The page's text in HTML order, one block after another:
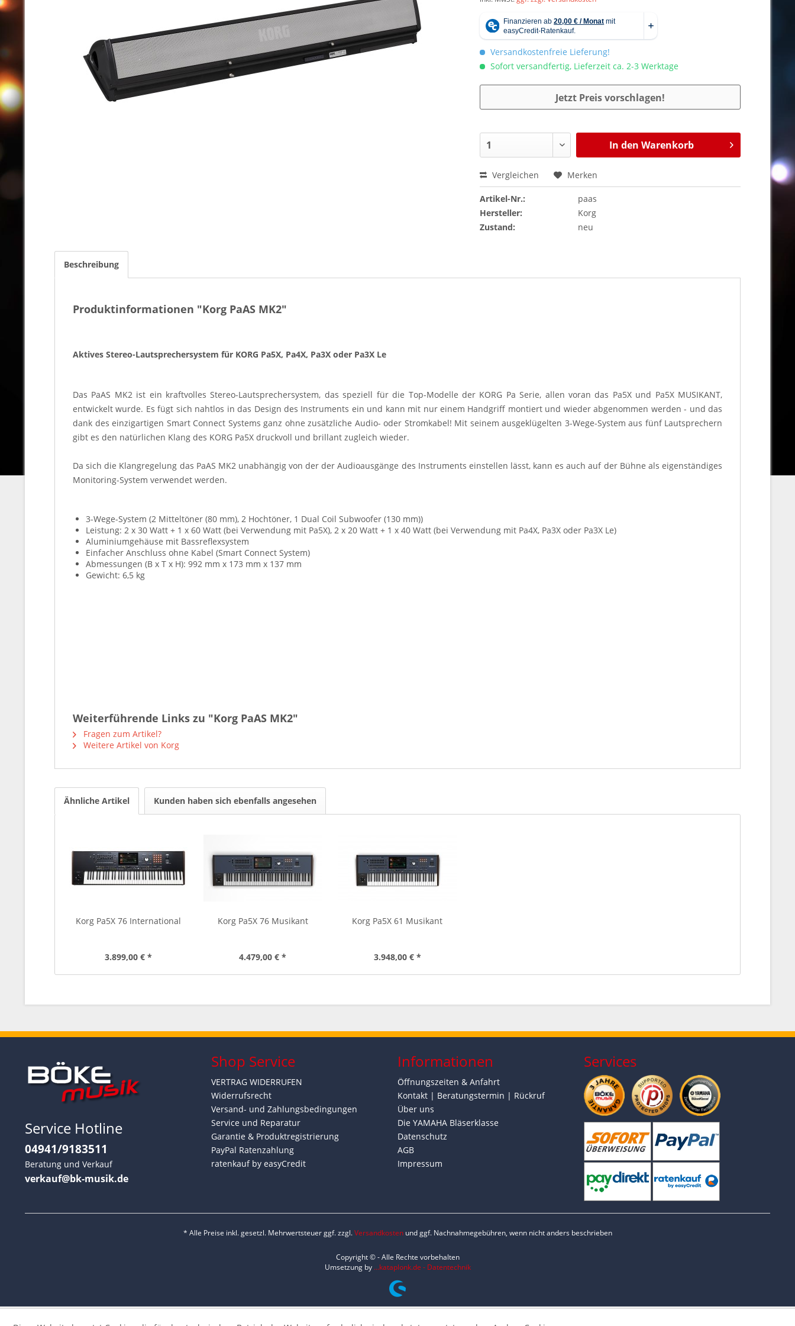
Versandkostenfreie Lieferung!
Sofort versandfertig, Lieferzeit ca. 2-3 Werktage
Jetzt Preis vorschlagen!
In den Warenkorb
Vergleichen Merken
Artikel-Nr.:
paas
Hersteller:
Korg
Zustand:
neu
Beschreibung
Produktinformationen "Korg PaAS MK2"
Aktives Stereo-Lautsprechersystem für KORG Pa5X, Pa4X, Pa3X oder Pa3X Le
Das PaAS MK2 ist ein kraftvolles Stereo-Lautsprechersystem, das speziell für die Top-Modelle der KORG Pa Serie, allen voran das Pa5X und Pa5X MUSIKANT,
entwickelt wurde. Es fügt sich nahtlos in das Design des Instruments ein und kann mit nur einem Handgriff montiert und wieder abgenommen werden - und das
dank des einzigartigen Smart Connect Systems ganz ohne zusätzliche Audio- oder Stromkabel! Mit seinem ausgeklügelten 3-Wege-System aus fünf Lautsprechern
gibt es den natürlichen Klang des KORG Pa5X druckvoll und brillant zugleich wieder.
Da sich die Klangregelung das PaAS MK2 unabhängig von der der Audioausgänge des Instruments einstellen lässt, kann es auch auf der Bühne als eigenständiges
Monitoring-System verwendet werden.
3-Wege-System (2 Mitteltöner (80 mm), 2 Hochtöner, 1 Dual Coil Subwoofer (130 mm))
Leistung: 2 x 30 Watt + 1 x 60 Watt (bei Verwendung mit Pa5X), 2 x 20 Watt + 1 x 40 Watt (bei Verwendung mit Pa4X, Pa3X oder Pa3X Le)
Aluminiumgehäuse mit Bassreflexsystem
Einfacher Anschluss ohne Kabel (Smart Connect System)
Abmessungen (B x T x H): 992 mm x 173 mm x 137 mm
Gewicht: 6,5 kg
Weiterführende Links zu "Korg PaAS MK2"
Fragen zum Artikel?
Weitere Artikel von Korg
Ähnliche Artikel Kunden haben sich ebenfalls angesehen
Korg Pa5X 76 International
3.899,00 € *
Korg Pa5X 76 Musikant
4.479,00 € *
Korg Pa5X 61 Musikant
3.948,00 € *
Service Hotline
04941/9183511
Beratung und Verkauf
verkauf@bk-musik.de
Shop Service
VERTRAG WIDERRUFEN
Widerrufsrecht
Versand- und Zahlungsbedingungen
Service und Reparatur
Garantie & Produktregistrierung
PayPal Ratenzahlung
ratenkauf by easyCredit
Informationen
Öffnungszeiten & Anfahrt
Kontakt | Beratungstermin | Rückruf
Über uns
Die YAMAHA Bläserklasse
Datenschutz
AGB
Impressum
Services
* Alle Preise inkl. gesetzl. Mehrwertsteuer ggf. zzgl.Versandkostenund ggf. Nachnahmegebühren, wenn nicht anders beschrieben
Copyright © - Alle Rechte vorbehalten
Umsetzung by ...kataplonk.de - Datentechnik